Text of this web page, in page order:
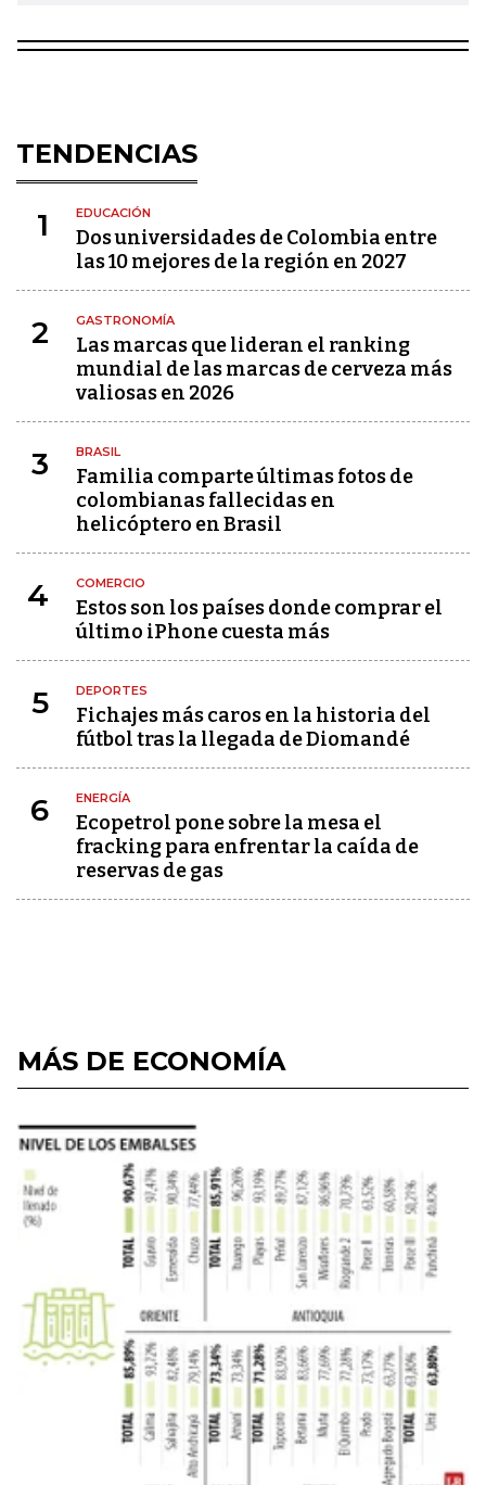
TENDENCIAS
1 EDUCACIÓN
Dos universidades de Colombia entre
las 10 mejores de la región en 2027
2 GASTRONOMÍA
Las marcas que lideran el ranking
mundial de las marcas de cerveza más
valiosas en 2026
3 BRASIL
Familia comparte últimas fotos de
colombianas fallecidas en
helicóptero en Brasil
4 COMERCIO
Estos son los países donde comprar el
último iPhone cuesta más
5 DEPORTES
Fichajes más caros en la historia del
fútbol tras la llegada de Diomandé
6 ENERGÍA
Ecopetrol pone sobre la mesa el
fracking para enfrentar la caída de
reservas de gas
MÁS DE ECONOMÍA